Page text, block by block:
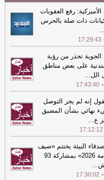
طرابزون التركي يكشف عن مدة
مع محمد صلاح- الشرق
محلل مالي: جهود خفض التصعيد
تدعم أداء بورصة قطر-
نائب رئيس مجلس الوزراء ووزير
الدفاع يلتقي رئيس هيئة
البريطانية
العرب القطرية
نائب رئيس مجلس الوزراء يلتقي
نائب رئيس مجلس الوزراء يلتقي
الأركان الجوية البريطانية
ارتفاع حصيلة ضحايا العدوان
الإسرائيلي على قطاع غزة إلى 73382
الأميركية: رفع العقوبات
3 كيانات ذات صلة بالحرس
...
17:29:43
الجوية تحذر من رؤية
على بعض مناطق
الل...
-
17:43:40
إنه لم يجر التوصل
نهائي بشأن المضيق
ع...
17:12:12
البيئة يختتم «صيف
الاستدامة 2026» بمشاركة 93
...
-
17:30:02